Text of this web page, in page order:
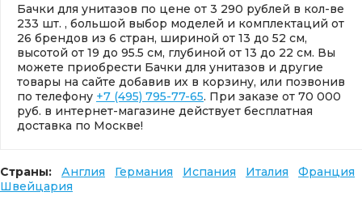
Бачки для унитазов по цене от 3 290 рублей в кол-ве
233 шт. , большой выбор моделей и комплектаций от
26 брендов из 6 стран, шириной от 13 до 52 см,
высотой от 19 до 95.5 см, глубиной от 13 до 22 см. Вы
можете приобрести Бачки для унитазов и другие
товары на сайте добавив их в корзину, или позвонив
по телефону +7 (495) 795-77-65. При заказе от 70 000
руб. в интернет-магазине действует бесплатная
доставка по Москве!
Страны: Англия Германия Испания Италия
Франция
Швейцария